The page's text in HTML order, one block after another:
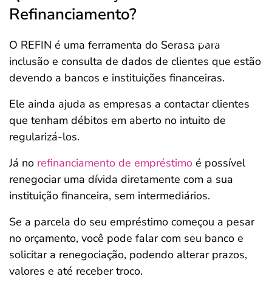
Salvar Ferramenta
Refinanciamento?
O REFIN é uma ferramenta do Serasa para
inclusão e consulta de dados de clientes que estão
devendo a bancos e instituições financeiras.
Ele ainda ajuda as empresas a contactar clientes
que tenham débitos em aberto no intuito de
regularizá-los.
Já no refinanciamento de empréstimo é possível
renegociar uma dívida diretamente com a sua
instituição financeira, sem intermediários.
Se a parcela do seu empréstimo começou a pesar
no orçamento, você pode falar com seu banco e
solicitar a renegociação, podendo alterar prazos,
valores e até receber troco.